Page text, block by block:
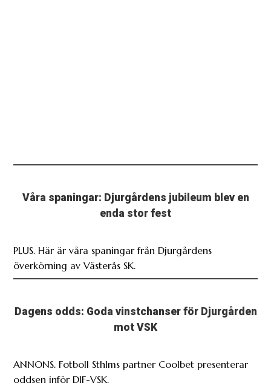
Våra spaningar: Djurgårdens jubileum blev en
enda stor fest
PLUS. Här är våra spaningar från Djurgårdens
överkörning av Västerås SK.
Dagens odds: Goda vinstchanser för Djurgården
mot VSK
ANNONS. Fotboll Sthlms partner Coolbet presenterar
oddsen inför DIF-VSK.